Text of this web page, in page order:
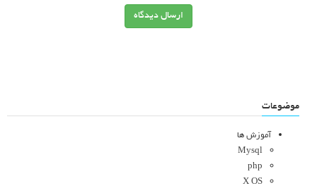
ارسال دیدگاه
موضوعات
آموزش ها
Mysql
php
X OS